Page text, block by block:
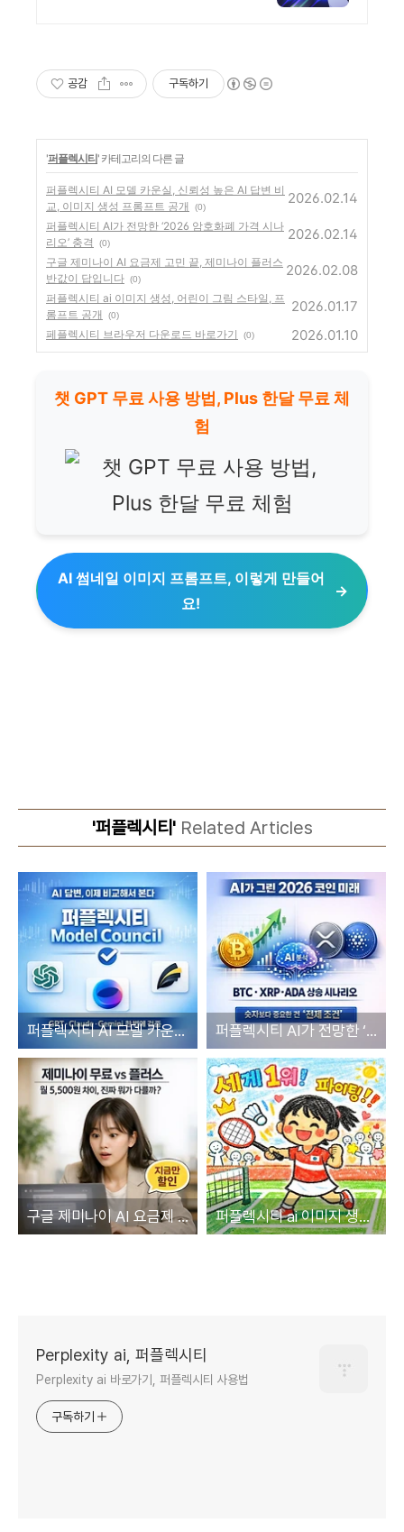
공감 구독하기
'퍼플렉시티' 카테고리의 다른 글
퍼플렉시티 AI 모델 카운실, 신뢰성 높은 AI 답변 비
교, 이미지 생성 프롬프트 공개
(0)
2026.02.14
퍼플렉시티 AI가 전망한 ‘2026 암호화폐 가격 시나
리오’ 충격
(0)
2026.02.14
구글 제미나이 AI 요금제 고민 끝, 제미나이 플러스
반값이 답입니다 (0)
2026.02.08
퍼플렉시티 ai 이미지 생성, 어린이 그림 스타일, 프
롬프트 공개
(0)
2026.01.17
페플렉시티 브라우저 다운로드 바로가기 (0) 2026.01.10
챗 GPT 무료 사용 방법, Plus 한달 무료 체
험
AI 썸네일 이미지 프롬프트, 이렇게 만들어
요!
'퍼플렉시티'Related Articles
퍼플렉시티 AI 모델 카운실, 신뢰성 높은 AI 답변 비교, 이미지 생성 프롬프트 공개 퍼플렉시티 AI가 전망한 ‘2026 암호화폐 가격 시나리오’ 충격
구글 제미나이 AI 요금제 고민 끝, 제미나이 플러스 반값이 답입니다 퍼플렉시티 ai 이미지 생성, 어린이 그림 스타일, 프롬프트 공개
Perplexity ai, 퍼플렉시티
Perplexity ai 바로가기, 퍼플렉시티 사용법
구독하기